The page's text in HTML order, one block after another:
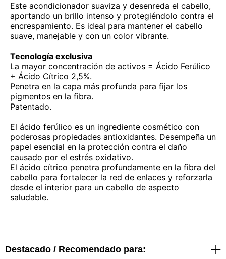
Este acondicionador suaviza y desenreda el cabello,
aportando un brillo intenso y protegiéndolo contra el
encrespamiento. Es ideal para mantener el cabello
suave, manejable y con un color vibrante.
Tecnología exclusiva
La mayor concentración de activos = Ácido Ferúlico
+ Ácido Cítrico 2,5%.
Penetra en la capa más profunda para fijar los
pigmentos en la fibra.
Patentado.
El ácido ferúlico es un ingrediente cosmético con
poderosas propiedades antioxidantes. Desempeña un
papel esencial en la protección contra el daño
causado por el estrés oxidativo.
El ácido cítrico penetra profundamente en la fibra del
cabello para fortalecer la red de enlaces y reforzarla
desde el interior para un cabello de aspecto
saludable.
Destacado / Recomendado para: